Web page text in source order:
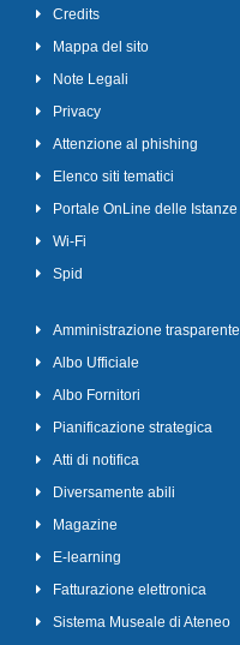
Credits
Mappa del sito
Note Legali
Privacy
Attenzione al phishing
Elenco siti tematici
Portale OnLine delle Istanze
Wi-Fi
Spid
Amministrazione trasparente
Albo Ufficiale
Albo Fornitori
Pianificazione strategica
Atti di notifica
Diversamente abili
Magazine
E-learning
Fatturazione elettronica
Sistema Museale di Ateneo